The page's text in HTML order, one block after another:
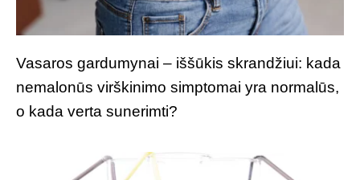
Vasaros gardumynai – iššūkis skrandžiui: kada
nemalonūs virškinimo simptomai yra normalūs,
o kada verta sunerimti?